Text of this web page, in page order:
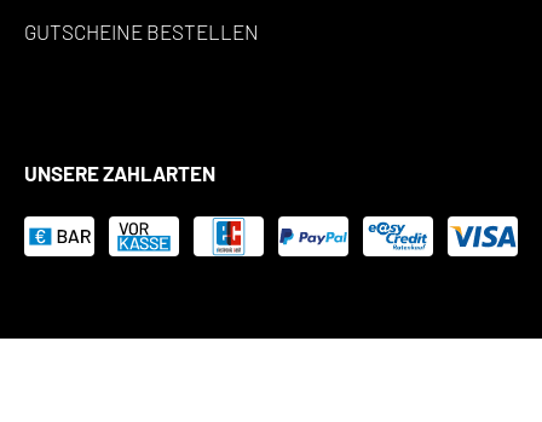
GUTSCHEINE BESTELLEN
UNSERE ZAHLARTEN